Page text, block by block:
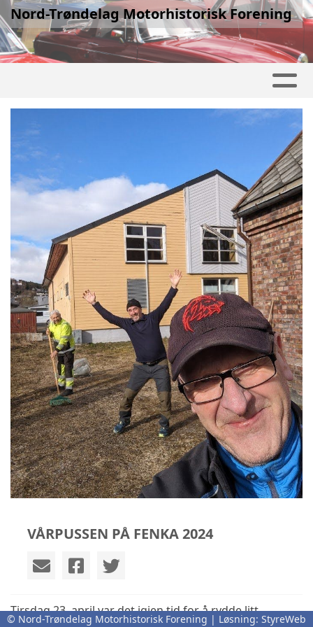
Nord-Trøndelag Motorhistorisk Forening
VÅRPUSSEN PÅ FENKA 2024
Tirsdag 23. april var det igjen tid for å rydde litt.
© Nord-Trøndelag Motorhistorisk Forening | Løsning: StyreWeb